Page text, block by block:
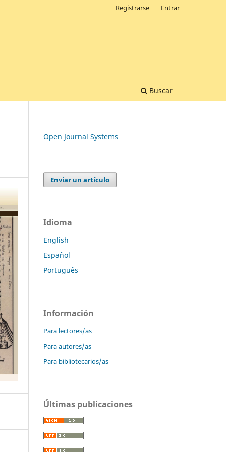
Buscar
Registrarse Entrar
Open Journal Systems
Enviar un artículo
Idioma
English
Español
Português
Información
Para lectores/as
Para autores/as
Para bibliotecarios/as
Últimas publicaciones